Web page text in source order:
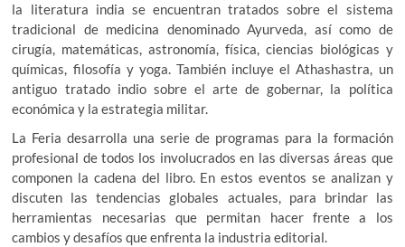
la literatura india se encuentran tratados sobre el sistema
tradicional de medicina denominado Ayurveda, así como de
cirugía, matemáticas, astronomía, física, ciencias biológicas y
químicas, filosofía y yoga. También incluye el Athashastra, un
antiguo tratado indio sobre el arte de gobernar, la política
económica y la estrategia militar.
La Feria desarrolla una serie de programas para la formación
profesional de todos los involucrados en las diversas áreas que
componen la cadena del libro. En estos eventos se analizan y
discuten las tendencias globales actuales, para brindar las
herramientas necesarias que permitan hacer frente a los
cambios y desafíos que enfrenta la industria editorial.